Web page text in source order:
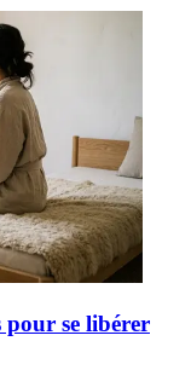
pour se libérer